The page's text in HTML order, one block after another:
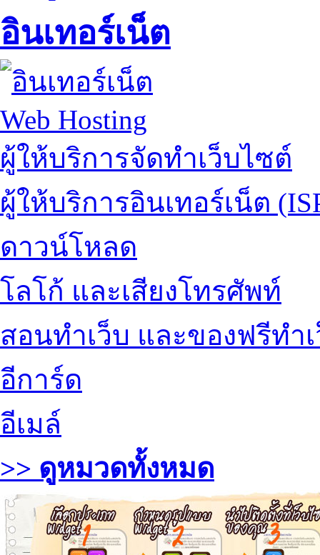
อินเทอร์เน็ต
Web Hosting
ผู้ให้บริการจัดทำเว็บไซต์
ผู้ให้บริการอินเทอร์เน็ต
ดาวน์โหลด
โลโก้ และเสียงโทรศัพท์
สอนทำเว็บ และของฟรีทำ
อีการ์ด
อีเมล์
>> ดูหมวดทั้งหมด